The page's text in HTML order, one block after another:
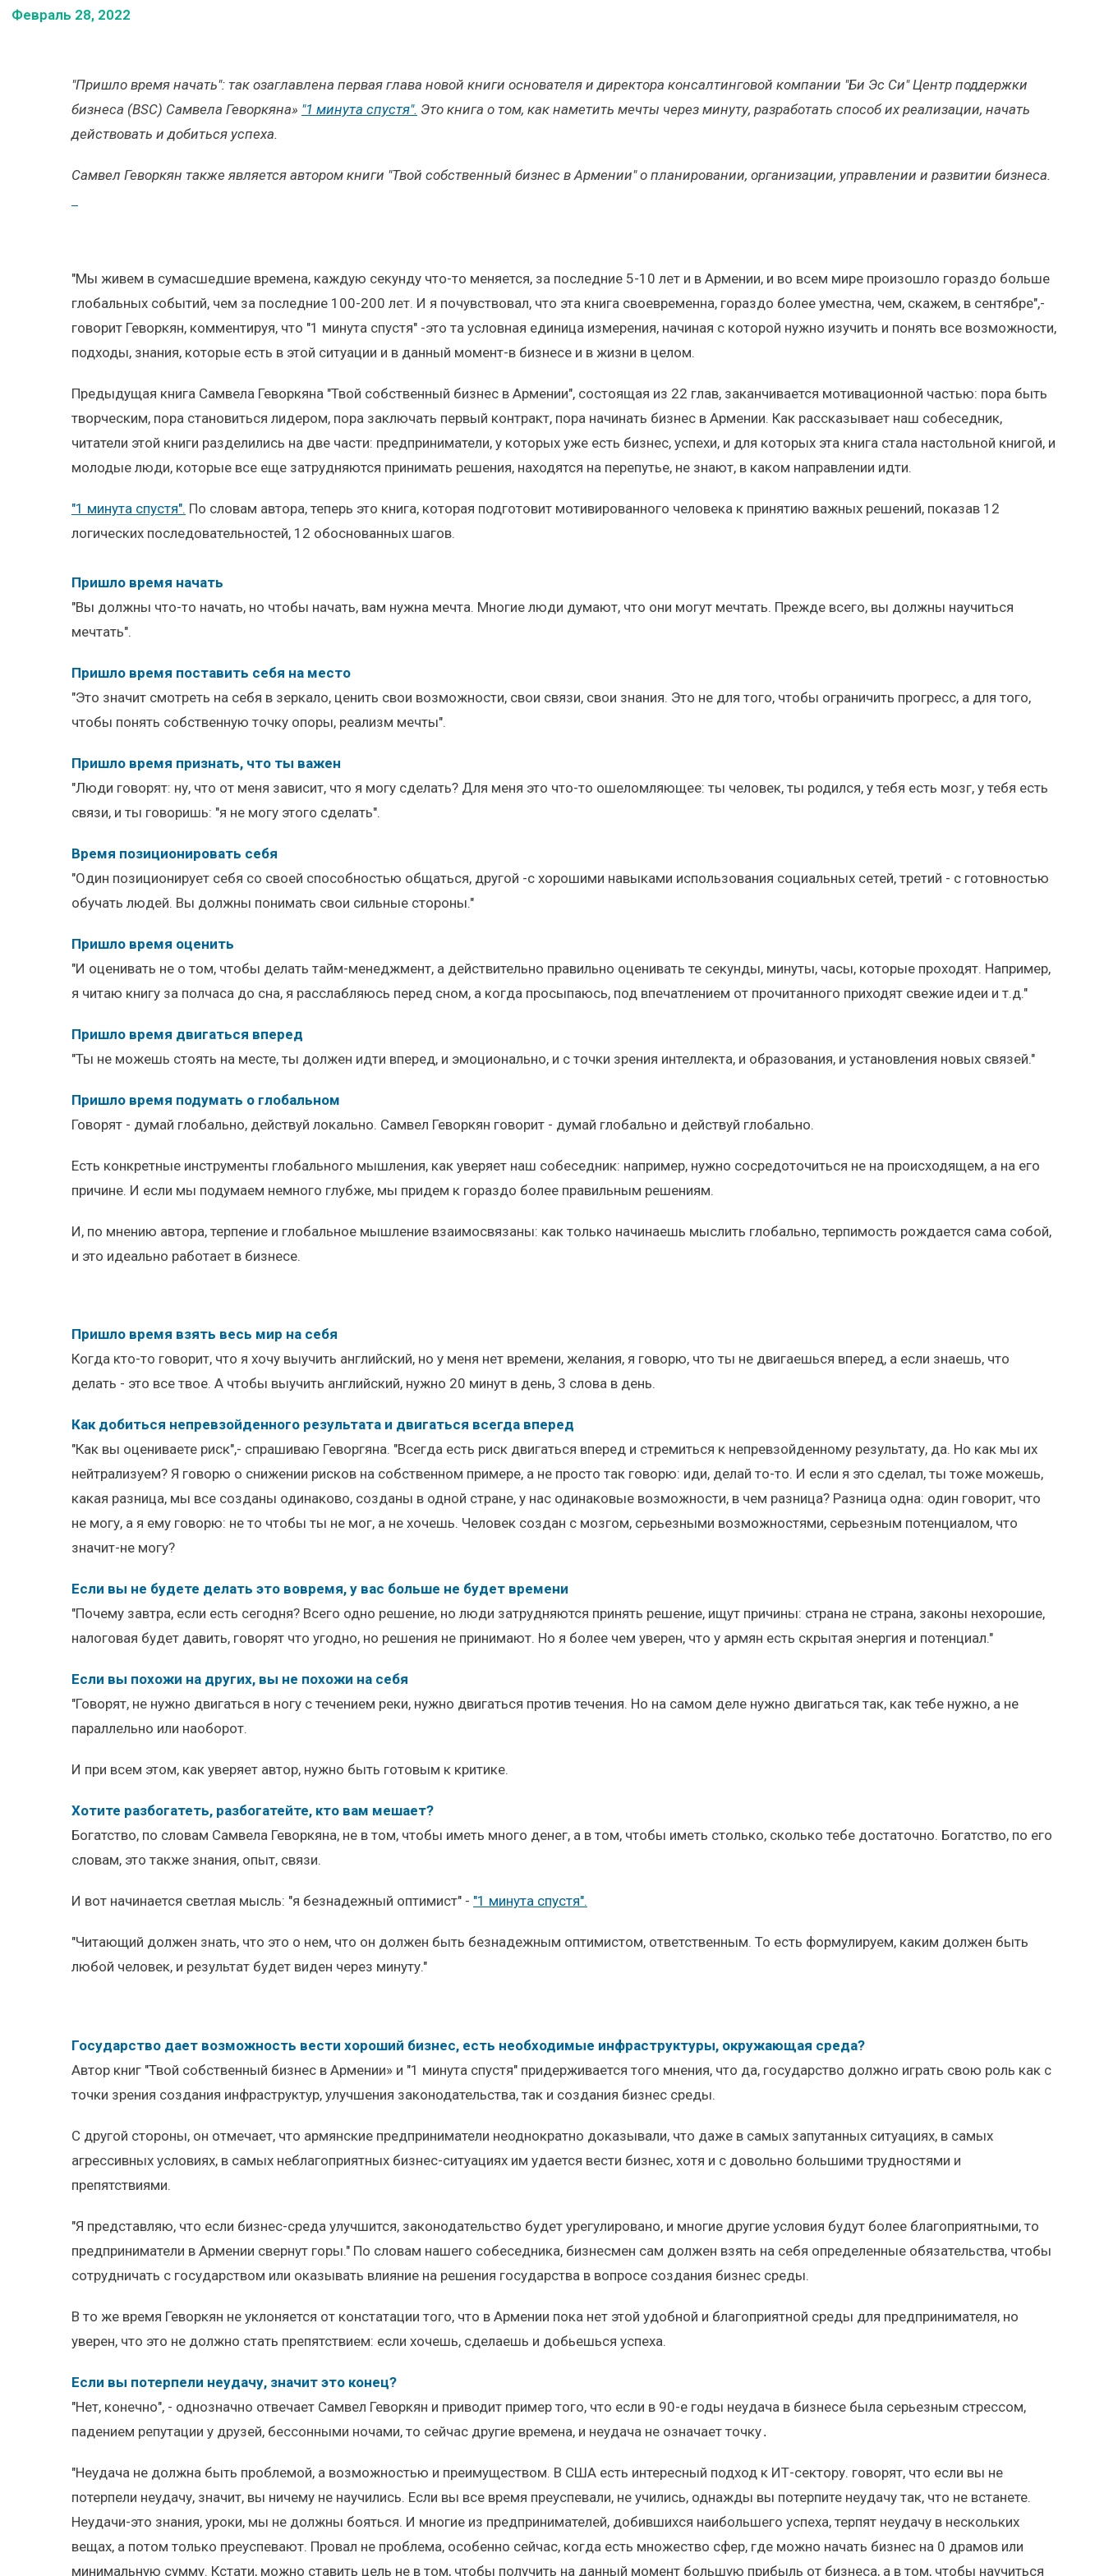
Февраль 28, 2022
"Пришло время начать": так озаглавлена первая глава новой книги основателя и директора консалтинговой компании "Би Эс Си" Центр поддержки
бизнеса (BSC) Самвела Геворкяна» "1 минута спустя". Это книга о том, как наметить мечты через минуту, разработать способ их реализации, начать
действовать и добиться успеха.
Самвел Геворкян также является автором книги "Твой собственный бизнес в Армении" о планировании, организации, управлении и развитии бизнеса.
"Мы живем в сумасшедшие времена, каждую секунду что-то меняется, за последние 5-10 лет и в Армении, и во всем мире произошло гораздо больше
глобальных событий, чем за последние 100-200 лет. И я почувствовал, что эта книга своевременна, гораздо более уместна, чем, скажем, в сентябре",-
говорит Геворкян, комментируя, что "1 минута спустя" -это та условная единица измерения, начиная с которой нужно изучить и понять все возможности,
подходы, знания, которые есть в этой ситуации и в данный момент-в бизнесе и в жизни в целом.
Предыдущая книга Самвела Геворкяна "Твой собственный бизнес в Армении", состоящая из 22 глав, заканчивается мотивационной частью: пора быть
творческим, пора становиться лидером, пора заключать первый контракт, пора начинать бизнес в Армении. Как рассказывает наш собеседник,
читатели этой книги разделились на две части: предприниматели, у которых уже есть бизнес, успехи, и для которых эта книга стала настольной книгой, и
молодые люди, которые все еще затрудняются принимать решения, находятся на перепутье, не знают, в каком направлении идти.
"1 минута спустя". По словам автора, теперь это книга, которая подготовит мотивированного человека к принятию важных решений, показав 12
логических последовательностей, 12 обоснованных шагов.
Пришло время начать
"Вы должны что-то начать, но чтобы начать, вам нужна мечта. Многие люди думают, что они могут мечтать. Прежде всего, вы должны научиться
мечтать".
Пришло время поставить себя на место
"Это значит смотреть на себя в зеркало, ценить свои возможности, свои связи, свои знания. Это не для того, чтобы ограничить прогресс, а для того,
чтобы понять собственную точку опоры, реализм мечты".
Пришло время признать, что ты важен
"Люди говорят: ну, что от меня зависит, что я могу сделать? Для меня это что-то ошеломляющее: ты человек, ты родился, у тебя есть мозг, у тебя есть
связи, и ты говоришь: "я не могу этого сделать".
Время позиционировать себя
"Один позиционирует себя со своей способностью общаться, другой -с хорошими навыками использования социальных сетей, третий - с готовностью
обучать людей. Вы должны понимать свои сильные стороны."
Пришло время оценить
"И оценивать не о том, чтобы делать тайм-менеджмент, а действительно правильно оценивать те секунды, минуты, часы, которые проходят. Например,
я читаю книгу за полчаса до сна, я расслабляюсь перед сном, а когда просыпаюсь, под впечатлением от прочитанного приходят свежие идеи и т.д."
Пришло время двигаться вперед
"Ты не можешь стоять на месте, ты должен идти вперед, и эмоционально, и с точки зрения интеллекта, и образования, и установления новых связей."
Пришло время подумать о глобальном
Говорят - думай глобально, действуй локально. Самвел Геворкян говорит - думай глобально и действуй глобально.
Есть конкретные инструменты глобального мышления, как уверяет наш собеседник: например, нужно сосредоточиться не на происходящем, а на его
причине. И если мы подумаем немного глубже, мы придем к гораздо более правильным решениям.
И, по мнению автора, терпение и глобальное мышление взаимосвязаны: как только начинаешь мыслить глобально, терпимость рождается сама собой,
и это идеально работает в бизнесе.
Пришло время взять весь мир на себя
Когда кто-то говорит, что я хочу выучить английский, но у меня нет времени, желания, я говорю, что ты не двигаешься вперед, а если знаешь, что
делать - это все твое. А чтобы выучить английский, нужно 20 минут в день, 3 слова в день.
Как добиться непревзойденного результата и двигаться всегда вперед
"Как вы оцениваете риск",- спрашиваю Геворгяна. "Всегда есть риск двигаться вперед и стремиться к непревзойденному результату, да. Но как мы их
нейтрализуем? Я говорю о снижении рисков на собственном примере, а не просто так говорю: иди, делай то-то. И если я это сделал, ты тоже можешь,
какая разница, мы все созданы одинаково, созданы в одной стране, у нас одинаковые возможности, в чем разница? Разница одна: один говорит, что
не могу, а я ему говорю: не то чтобы ты не мог, а не хочешь. Человек создан с мозгом, серьезными возможностями, серьезным потенциалом, что
значит-не могу?
Если вы не будете делать это вовремя, у вас больше не будет времени
"Почему завтра, если есть сегодня? Всего одно решение, но люди затрудняются принять решение, ищут причины: страна не страна, законы нехорошие,
налоговая будет давить, говорят что угодно, но решения не принимают. Но я более чем уверен, что у армян есть скрытая энергия и потенциал."
Если вы похожи на других, вы не похожи на себя
"Говорят, не нужно двигаться в ногу с течением реки, нужно двигаться против течения. Но на самом деле нужно двигаться так, как тебе нужно, а не
параллельно или наоборот.
И при всем этом, как уверяет автор, нужно быть готовым к критике.
Хотите разбогатеть, разбогатейте, кто вам мешает?
Богатство, по словам Самвела Геворкяна, не в том, чтобы иметь много денег, а в том, чтобы иметь столько, сколько тебе достаточно. Богатство, по его
словам, это также знания, опыт, связи.
И вот начинается светлая мысль: "я безнадежный оптимист" - "1 минута спустя".
"Читающий должен знать, что это о нем, что он должен быть безнадежным оптимистом, ответственным. То есть формулируем, каким должен быть
любой человек, и результат будет виден через минуту."
Государство дает возможность вести хороший бизнес, есть необходимые инфраструктуры, окружающая среда?
Автор книг "Твой собственный бизнес в Армении» и "1 минута спустя" придерживается того мнения, что да, государство должно играть свою роль как с
точки зрения создания инфраструктур, улучшения законодательства, так и создания бизнес среды.
С другой стороны, он отмечает, что армянские предприниматели неоднократно доказывали, что даже в самых запутанных ситуациях, в самых
агрессивных условиях, в самых неблагоприятных бизнес-ситуациях им удается вести бизнес, хотя и с довольно большими трудностями и
препятствиями.
"Я представляю, что если бизнес-среда улучшится, законодательство будет урегулировано, и многие другие условия будут более благоприятными, то
предприниматели в Армении свернут горы." По словам нашего собеседника, бизнесмен сам должен взять на себя определенные обязательства, чтобы
сотрудничать с государством или оказывать влияние на решения государства в вопросе создания бизнес среды.
В то же время Геворкян не уклоняется от констатации того, что в Армении пока нет этой удобной и благоприятной среды для предпринимателя, но
уверен, что это не должно стать препятствием: если хочешь, сделаешь и добьешься успеха.
Если вы потерпели неудачу, значит это конец?
"Нет, конечно", - однозначно отвечает Самвел Геворкян и приводит пример того, что если в 90-е годы неудача в бизнесе была серьезным стрессом,
падением репутации у друзей, бессонными ночами, то сейчас другие времена, и неудача не означает точку․
"Неудача не должна быть проблемой, а возможностью и преимуществом. В США есть интересный подход к ИТ-сектору. говорят, что если вы не
потерпели неудачу, значит, вы ничему не научились. Если вы все время преуспевали, не учились, однажды вы потерпите неудачу так, что не встанете.
Неудачи-это знания, уроки, мы не должны бояться. И многие из предпринимателей, добившихся наибольшего успеха, терпят неудачу в нескольких
вещах, а потом только преуспевают. Провал не проблема, особенно сейчас, когда есть множество сфер, где можно начать бизнес на 0 драмов или
минимальную сумму. Кстати, можно ставить цель не в том, чтобы получить на данный момент большую прибыль от бизнеса, а в том, чтобы научиться